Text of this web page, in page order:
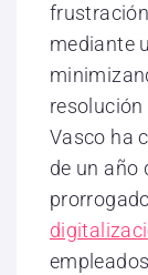
mediante
resolución
Vasco ha
de un año